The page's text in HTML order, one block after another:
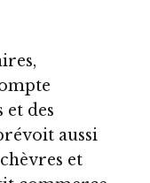
et des
aussi
et